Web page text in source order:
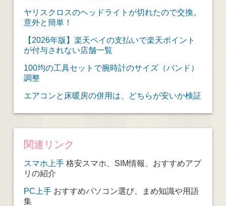
ヤリスクロスのヘッドライトが切れたので交換。
意外と簡単！
【2026年版】楽天ペイの支払いで楽天ポイント
が付与されない店舗一覧
100均の工具セットで腕時計のサイズ（バンド）
調整
エアコンと床暖房の併用は、どちらが安いか検証
関連リンク
スマホ上手格安スマホ、SIM情報、おすすめアプ
リの紹介
PC上手おすすめパソコン選び、まめ知識や用語
集